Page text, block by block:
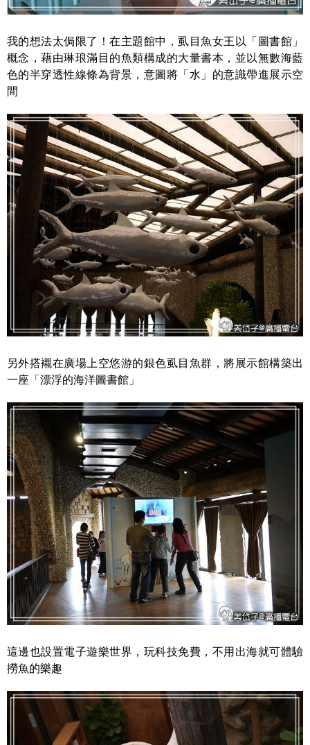
我的想法太侷限了！在主題館中，虱目魚女王以「圖書館」
概念，藉由琳琅滿目的魚類構成的大量書本，並以無數海藍
色的半穿透性線條為背景，意圖將「水」的意識帶進展示空
間
另外搭襯在廣場上空悠游的銀色虱目魚群，將展示館構築出
一座「漂浮的海洋圖書館」
這邊也設置電子遊樂世界，玩科技免費，不用出海就可體驗
撈魚的樂趣